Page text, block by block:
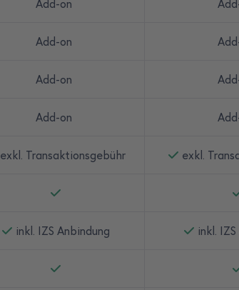
Add-on
Add-on
Add-on
Add-on
exkl. Transaktionsgebühr exkl.
inkl. IZS Anbindung inkl.